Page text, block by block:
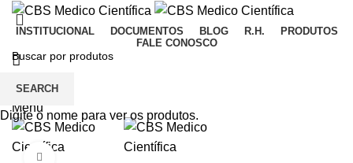
INSTITUCIONAL DOCUMENTOS BLOG R.H.
PRODUTOS
FALE CONOSCO
Wishlist
Menu
SEARCH
Digite o nome para ver os produtos.